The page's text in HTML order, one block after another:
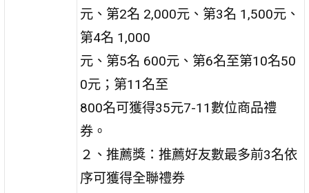
元、第2名 2,000元、第3名 1,500元、
第4名 1,000
元、第5名 600元、第6名至第10名50
0元；第11名至
800名可獲得35元7-11數位商品禮
券。
２、推薦獎：推薦好友數最多前3名依
序可獲得全聯禮券